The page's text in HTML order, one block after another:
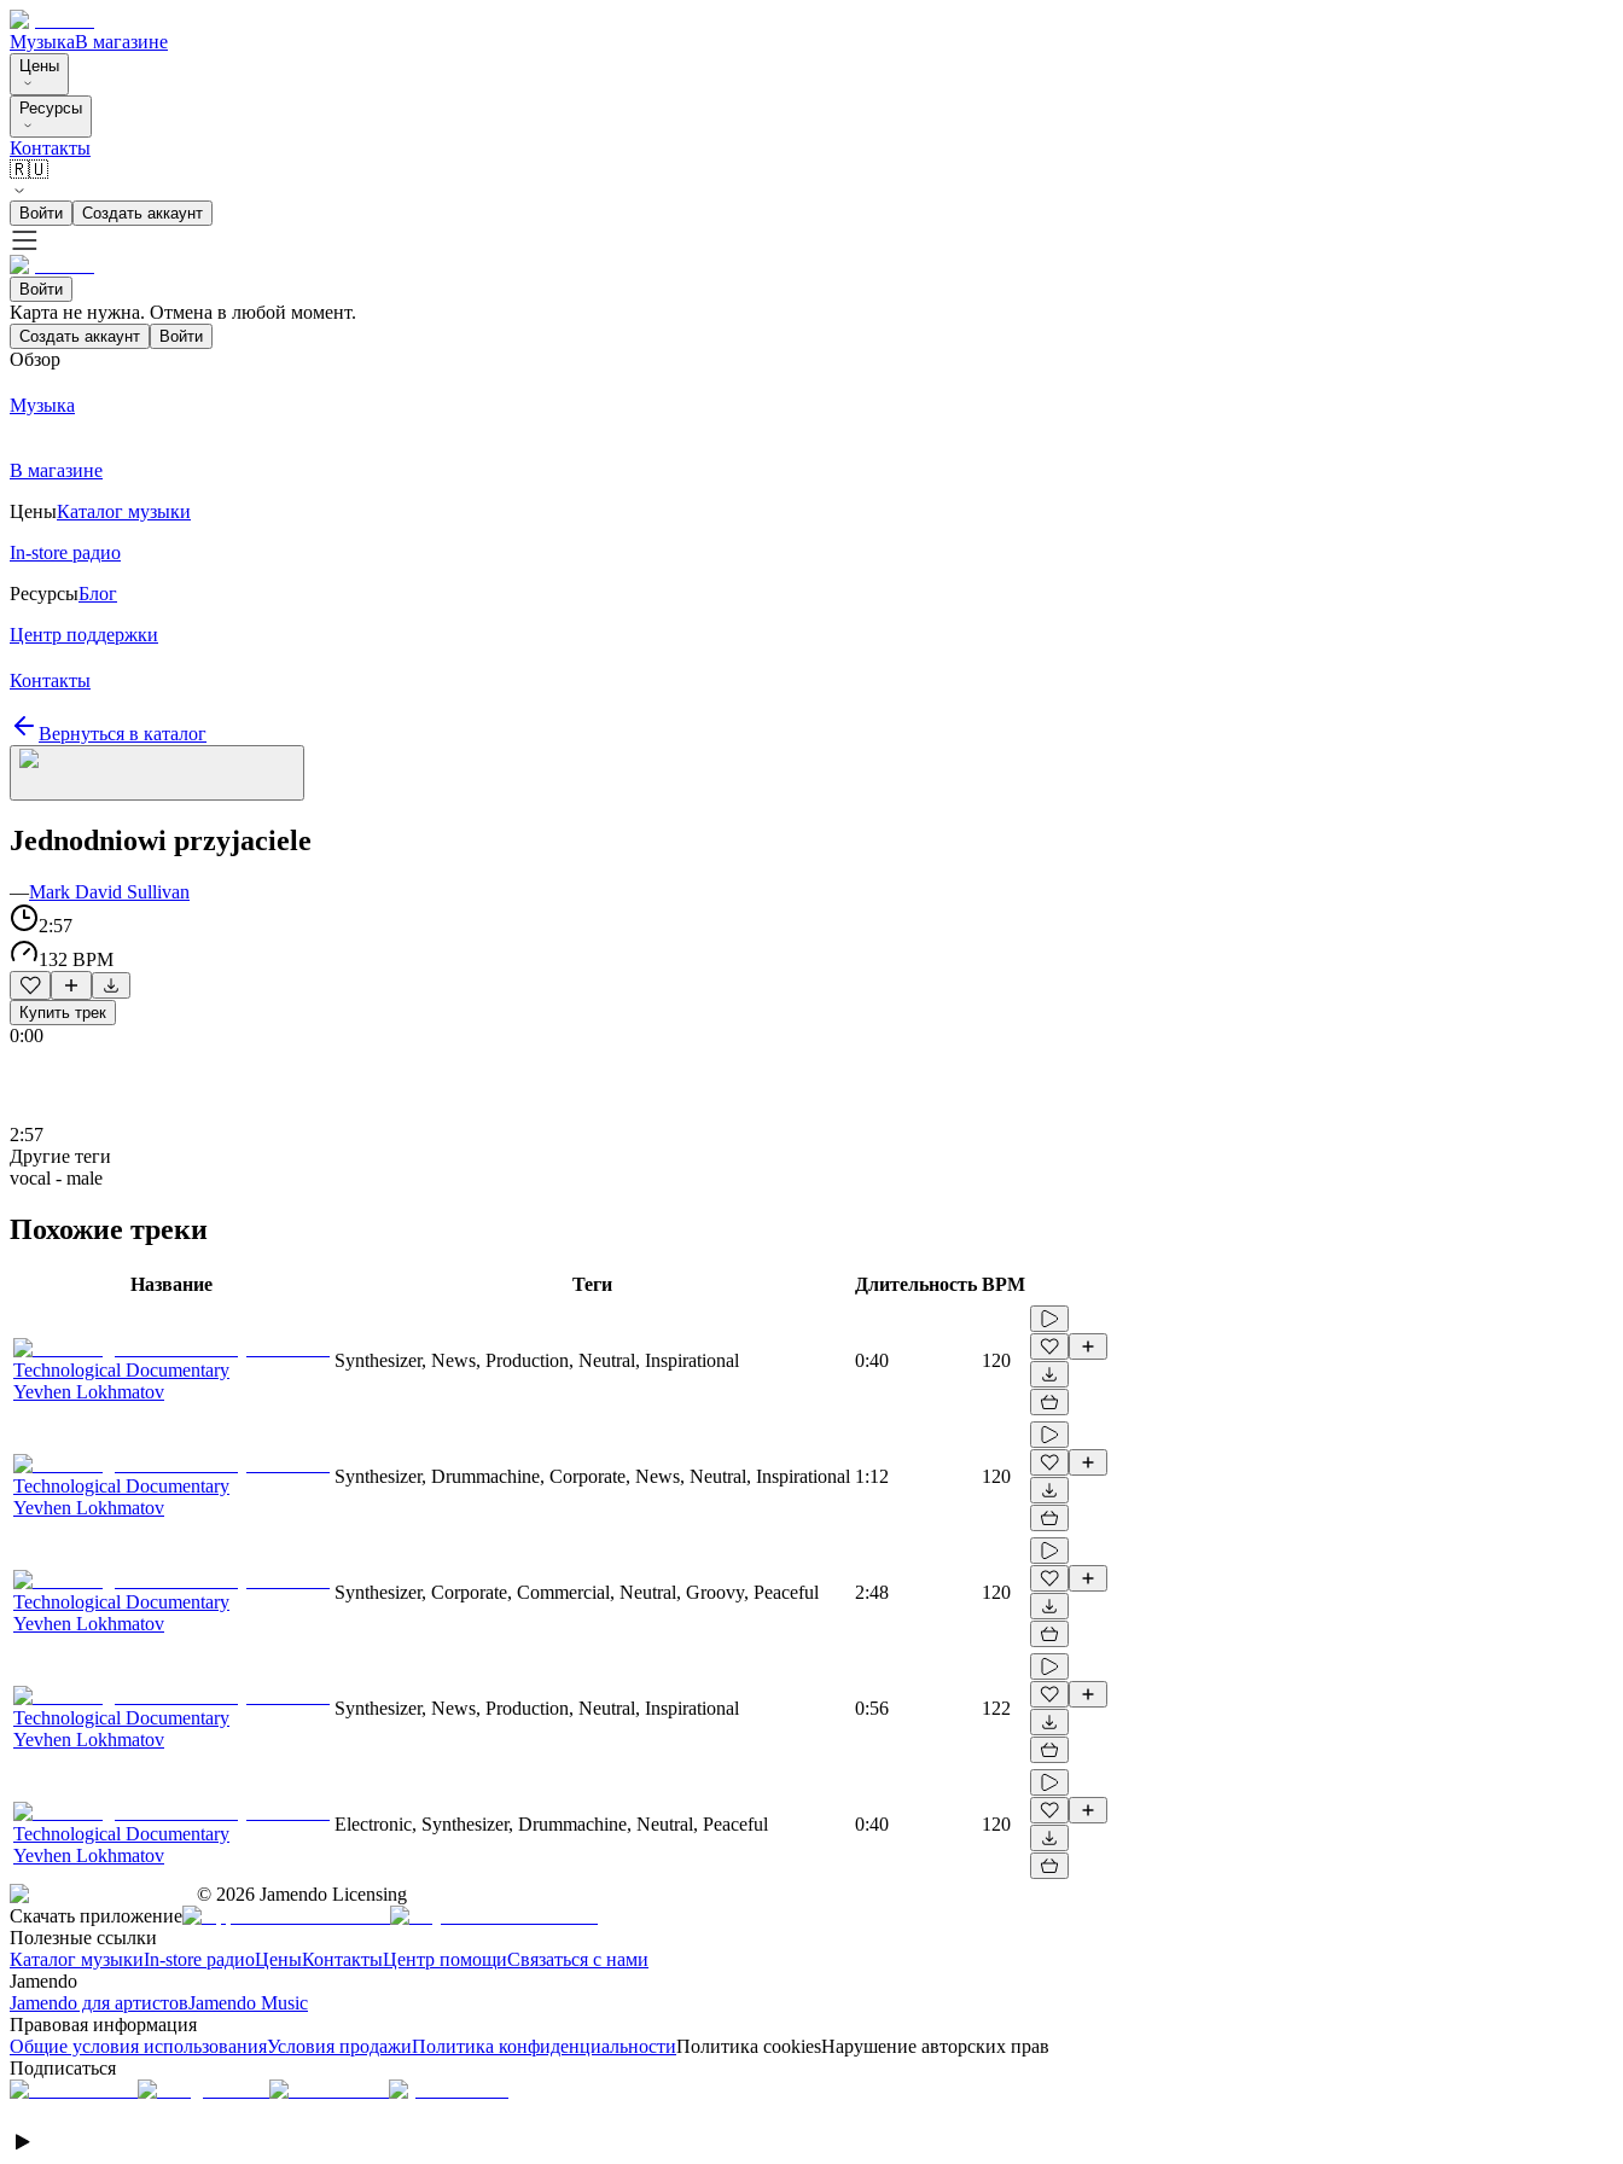
МузыкаВ магазине
Цены
Ресурсы
Контакты
🇷🇺
Войти Создать аккаунт
Войти
Карта не нужна. Отмена в любой момент.
Создать аккаунт Войти
Обзор
Музыка
В магазине
ЦеныКаталог музыки
In-store радио
РесурсыБлог
Центр поддержки
Контакты
Вернуться в каталог
Jednodniowi przyjaciele
—Mark David Sullivan
2:57
132 BPM
Купить трек
0:00
2:57
Другие теги
vocal - male
Похожие треки
Название Теги Длительность BPM
Technological Documentary
Yevhen Lokhmatov
Synthesizer, News, Production, Neutral, Inspirational 0:40 120
Technological Documentary
Yevhen Lokhmatov
Synthesizer, Drummachine, Corporate, News, Neutral, Inspirational 1:12 120
Technological Documentary
Yevhen Lokhmatov
Synthesizer, Corporate, Commercial, Neutral, Groovy, Peaceful 2:48 120
Technological Documentary
Yevhen Lokhmatov
Synthesizer, News, Production, Neutral, Inspirational 0:56 122
Technological Documentary
Yevhen Lokhmatov
Electronic, Synthesizer, Drummachine, Neutral, Peaceful 0:40 120
© 2026 Jamendo Licensing
Скачать приложение
Полезные ссылки
Каталог музыкиIn-store радиоЦеныКонтактыЦентр помощиСвязаться с нами
Jamendo
Jamendo для артистовJamendo Music
Правовая информация
Общие условия использованияУсловия продажиПолитика конфиденциальностиПолитика cookiesНарушение авторских прав
Подписаться